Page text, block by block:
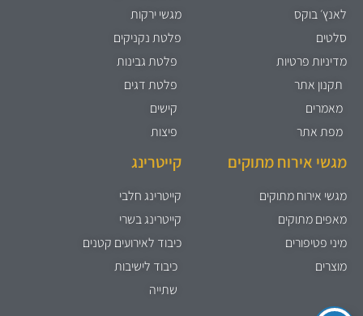
לאנץ׳ בוקס
סלטים
מדיניות פרטיות
תקנון אתר
מאמרים
מפת אתר
מגשי ירקות
פלטת נקניקים
פלטת גבינות
פלטת דגים
קישים
פיצות
מגשי אירוח מתוקים
מגשי אירוח מתוקים
מאפים מתוקים
מיני פטיפורים
מוצרים
קייטרינג
קייטרינג חלבי
קייטרינג בשרי
כיבוד לאירועים קטנים
כיבוד לישיבות
שתייה